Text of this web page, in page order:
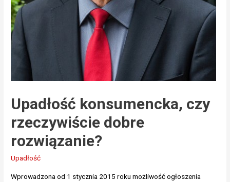
Upadłość konsumencka, czy
rzeczywiście dobre
rozwiązanie?
Upadłość
Wprowadzona od 1 stycznia 2015 roku możliwość ogłoszenia